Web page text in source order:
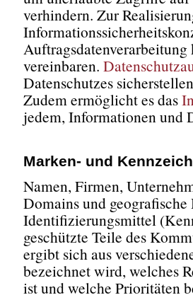
verhindern. Zur
vereinbaren.
Datenschutzes
Zudem ermöglicht es das
jedem, Informationen und
Marken- und
Namen, Firmen,
Domains und
Identifizierungsmittel
geschützte Teile des
ergibt sich aus
bezeichnet wird, welches
ist und welche Prioritäten